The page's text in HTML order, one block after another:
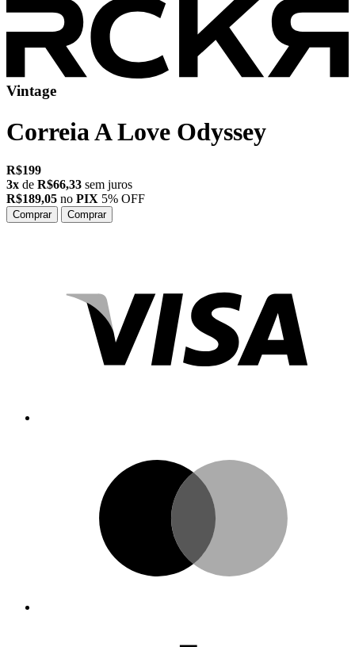
Vintage
CorreiaA Love Odyssey
R$199
3x de R$66,33 sem juros
R$189,05 no PIX 5% OFF
Comprar